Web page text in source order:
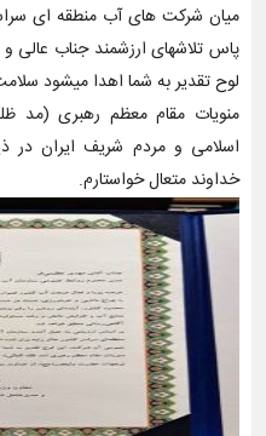
میان شرکت های آب منطقه ای
پاس تلاشهای ارزشمند جناب
لوح تقدیر به شما اهدا میشود
منویات مقام معظم رهبری (مد
اسلامی و مردم شریف ایران
خداوند متعال خواستارم.